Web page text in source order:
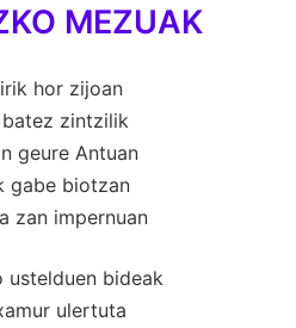
MEZUAK
hor zijoan
zintzilik
geure Antuan
gabe biotzan
zan impernuan
ustelduen bideak
ulertuta